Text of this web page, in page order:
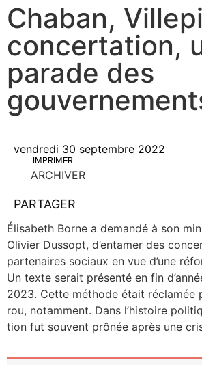
Chaban,
concertation,
parade des
vendredi 30 septembre 2022
IMPRIMER
ARCHIVER
PARTAGER
Éli­sa­beth Borne a deman­dé à son
Oli­vier Dus­sopt, d’en­ta­mer des
par­te­naires sociaux en vue d’une
Un texte serait pré­sen­té en fin
2023. Cette méthode était récla­mée
rou, notam­ment. Dans l’his­toire
tion fut sou­vent prô­née après une